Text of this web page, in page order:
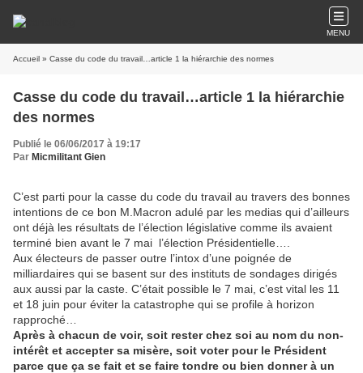
MENU
Accueil » Casse du code du travail…article 1 la hiérarchie des normes
Casse du code du travail…article 1 la hiérarchie
des normes
Publié le 06/06/2017 à 19:17
Par Micmilitant Gien
C’est parti pour la casse du code du travail au travers des bonnes
intentions de ce bon M.Macron adulé par les medias qui d’ailleurs
ont déjà les résultats de l’élection législative comme ils avaient
terminé bien avant le 7 mai l’élection Présidentielle….
Aux électeurs de passer outre l’intox d’une poignée de
milliardaires qui se basent sur des instituts de sondages dirigés
aux aussi par la caste. C’était possible le 7 mai, c’est vital les 11
et 18 juin pour éviter la catastrophe qui se profile à horizon
rapproché…
Après à chacun de voir, soit rester chez soi au nom du non-
intérêt et accepter sa misère, soit voter pour le Président
parce que ça se fait et se faire tondre ou bien donner à un